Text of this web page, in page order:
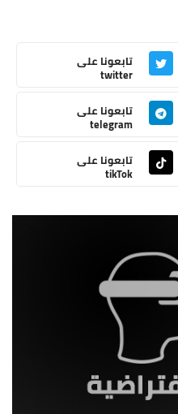
تابعونا على
twitter
تابعونا على
telegram
تابعونا على
tikTok